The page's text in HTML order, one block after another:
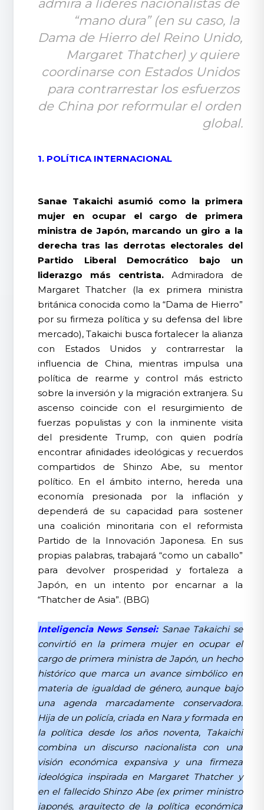
admira a líderes nacionalistas de
“mano dura” (en su caso, la
Dama de Hierro del Reino Unido,
Margaret Thatcher) y quiere
coordinarse con Estados Unidos
para contrarrestar los esfuerzos
de China por reformular el orden
global.
1. POLÍTICA INTERNACIONAL
Sanae Takaichi asumió como la primera
mujer en ocupar el cargo de primera
ministra de Japón, marcando un giro a la
derecha tras las derrotas electorales del
Partido Liberal Democrático bajo un
liderazgo más centrista.Admiradora de
Margaret Thatcher (la ex primera ministra
británica conocida como la “Dama de Hierro”
por su firmeza política y su defensa del libre
mercado), Takaichi busca fortalecer la alianza
con Estados Unidos y contrarrestar la
influencia de China, mientras impulsa una
política de rearme y control más estricto
sobre la inversión y la migración extranjera. Su
ascenso coincide con el resurgimiento de
fuerzas populistas y con la inminente visita
del presidente Trump, con quien podría
encontrar afinidades ideológicas y recuerdos
compartidos de Shinzo Abe, su mentor
político. En el ámbito interno, hereda una
economía presionada por la inflación y
dependerá de su capacidad para sostener
una coalición minoritaria con el reformista
Partido de la Innovación Japonesa. En sus
propias palabras, trabajará “como un caballo”
para devolver prosperidad y fortaleza a
Japón, en un intento por encarnar a la
“Thatcher de Asia”. (BBG)
Inteligencia News Sensei:Sanae Takaichi se
convirtió en la primera mujer en ocupar el
cargo de primera ministra de Japón, un hecho
histórico que marca un avance simbólico en
materia de igualdad de género, aunque bajo
una agenda marcadamente conservadora.
Hija de un policía, criada en Nara y formada en
la política desde los años noventa, Takaichi
combina un discurso nacionalista con una
visión económica expansiva y una firmeza
ideológica inspirada en Margaret Thatcher y
en el fallecido Shinzo Abe (ex primer ministro
japonés, arquitecto de la política económica